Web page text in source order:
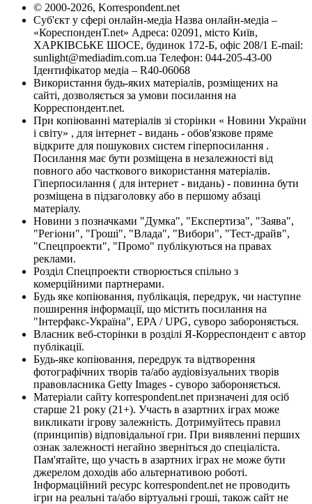
© 2000-2026, Korrespondent.net
Суб'єкт у сфері онлайн-медіа Назва онлайн-медіа –
«КореспонденТ.net» Адреса: 02091, місто Київ,
ХАРКІВСЬКЕ ШОСЕ, будинок 172-Б, офіс 208/1 E-mail:
sunlight@mediadim.com.ua Телефон: 044-205-43-00
Ідентифікатор медіа – R40-06068
Використання будь-яких матеріалів, розміщених на
сайті, дозволяється за умови посилання на
Корреспондент.net.
При копіюванні матеріалів зі сторінки « Новини України
і світу» , для інтернет - видань - обов'язкове пряме
відкрите для пошукових систем гіперпосилання .
Посилання має бути розміщена в незалежності від
повного або часткового використання матеріалів.
Гіперпосилання ( для інтернет - видань) - повинна бути
розміщена в підзаголовку або в першому абзаці
матеріалу.
Новини з позначками "Думка", "Експертиза", "Заява",
"Регіони", "Гроші", "Влада", "Вибори", "Тест-драйв",
"Спецпроекти", "Промо" публікуються на правах
реклами.
Розділ Спецпроекти створюється спільно з
комерційними партнерами.
Будь яке копіювання, публікація, передрук, чи наступне
поширення інформації, що містить посилання на
"Інтерфакс-Україна", EPA / UPG, суворо забороняється.
Власник веб-сторінки в розділі Я-Корреспондент є автор
публікації.
Будь-яке копіювання, передрук та відтворення
фотографічних творів та/або аудіовізуальних творів
правовласника Getty Images - суворо забороняється.
Матеріали сайту korrespondent.net призначені для осіб
старше 21 року (21+). Участь в азартних іграх може
викликати ігрову залежність. Дотримуйтесь правил
(принципів) відповідальної гри. При виявленні перших
ознак залежності негайно зверніться до спеціаліста.
Пам'ятайте, що участь в азартних іграх не може бути
джерелом доходів або альтернативою роботі.
Інформаційний ресурс korrespondent.net не проводить
ігри на реальні та/або віртуальні гроші, також сайт не